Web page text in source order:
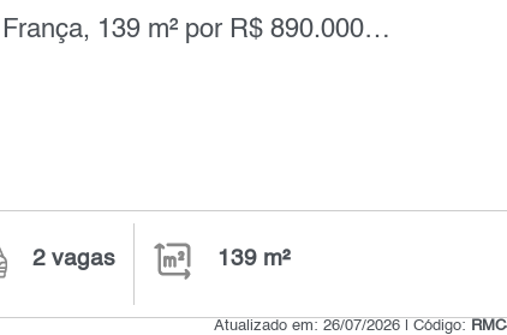
Sobrado, 3 Quartos à Venda, Jardim França, 139 m² por R$ 890.000,00
2 vagas 139 m²
Atualizado em: 26/07/2026 | Código: